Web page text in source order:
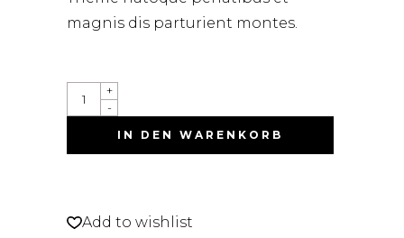
magnis dis parturient montes.
-
+
IN DEN WARENKORB
Add to wishlist